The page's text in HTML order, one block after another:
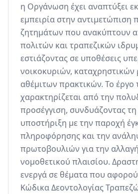
η Οργάνωση έχει αναπτύξει
εμπειρία στην
ζητημάτων που ανακύπτουν
πολιτών και τραπεζικών
εστιάζοντας σε υποθέσεις
νοικοκυριών, καταχρηστικών
αθέμιτων πρακτικών. Το
χαρακτηρίζεται από την
προσέγγιση, συνδυάζοντας τη
υποστήριξη με την παροχή
πληροφόρησης και την
πρωτοβουλιών για την
νομοθετικού πλαισίου.
ενεργά σε θέματα που
Κώδικα Δεοντολογίας